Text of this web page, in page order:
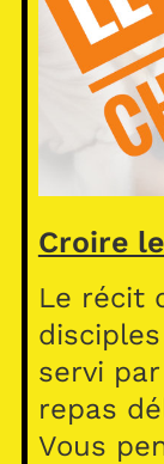
Croire
Le récit
servi
repas
Vous